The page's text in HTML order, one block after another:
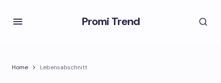
Promi Trend
Home Lebensabschnitt